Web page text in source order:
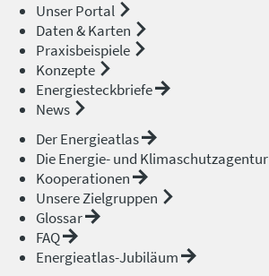
Unser Portal
Daten & Karten
Praxisbeispiele
Konzepte
Energiesteckbriefe
News
Der Energieatlas
Die Energie- und Klimaschutzagentur
Kooperationen
Unsere Zielgruppen
Glossar
FAQ
Energieatlas-Jubiläum